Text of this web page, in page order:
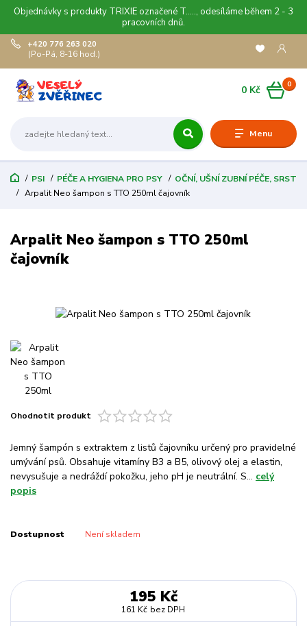
Objednávky s produkty TRIXIE označené T....., odesíláme během 2 - 3
pracovních dnů.
Menu
+420 776 263 020
(Po-Pá, 8-16 hod.)
0
0 Kč
PSI PÉČE A HYGIENA PRO PSY
OČNÍ, UŠNÍ ZUBNÍ PÉČE, SRST
Arpalit Neo šampon s TTO 250ml čajovník
Arpalit Neo šampon s TTO 250ml
čajovník
Ohodnotit produkt
Jemný šampón s extraktem z listů čajovníku určený pro pravidelné
umývání psů. Obsahuje vitamíny B3 a B5, olivový olej a elastin,
nevysušuje a nedráždí pokožku, jeho pH je neutrální. S... celý
popis
Dostupnost Není skladem
195 Kč
161 Kč bez DPH